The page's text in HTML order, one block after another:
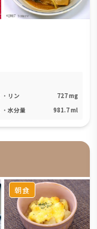
・ リン 727mg
・水分量 981.7ml
朝食